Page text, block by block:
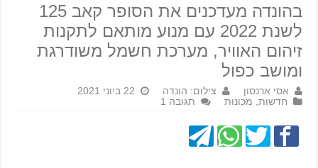
בהונדה מעדכנים את הסופר קאב 125
לשנת 2022 עם מנוע מותאם לתקנות
זיהום האוויר, מערכת חשמל משודרגת
ומושב כפול
אסי ארנסון צילום: הונדה
22 ביוני 2021
חדשות מכונות תגובה 1